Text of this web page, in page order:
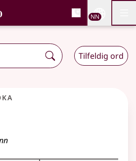
, Bokmålsordboka og
NN
Tilfeldig ord